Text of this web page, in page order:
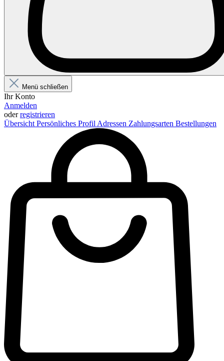
Menü schließen
Ihr Konto
Anmelden
oderregistrieren
Übersicht Persönliches Profil Adressen Zahlungsarten Bestellungen